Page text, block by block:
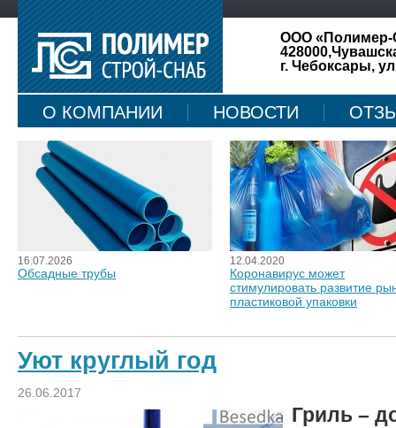
ООО «Полимер-
г. Чебоксары,
О КОМПАНИИ НОВОСТИ
КАРТА САЙТА
16.07.2026
Обсадные трубы
12.04.2020
Коронавирус может
стимулировать развитие
пластиковой упаковки
Уют круглый год
26.06.2017
Гриль –